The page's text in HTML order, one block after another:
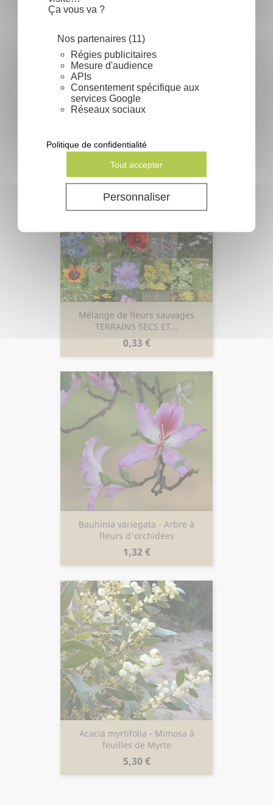
Ça vous va ?
Nos partenaires (11)
Régies publicitaires
Mesure d'audience
APIs
Consentement spécifique aux
services Google
Réseaux sociaux
Tout accepter
Personnaliser
Politique de confidentialité
Sabal minor - Sabal nain
Mélange de fleurs sauvages
TERRAINS SECS ET...
Prix
0,33 €
Bauhinia variegata - Arbre à
fleurs d'orchidées
Prix
1,32 €
Acacia myrtifolia - Mimosa à
feuilles de Myrte
Prix
5,30 €